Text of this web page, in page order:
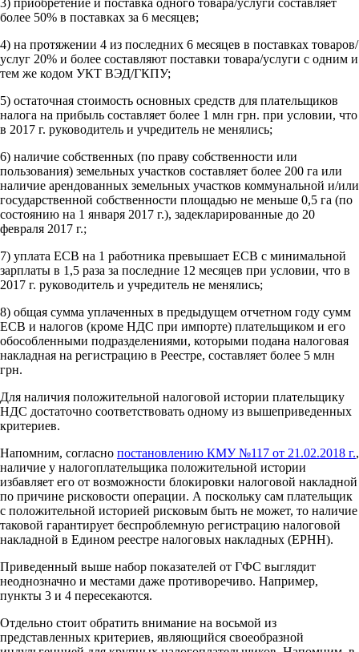
более 50% в поставках за 6 месяцев;
4) на протяжении 4 из последних 6 месяцев в поставках товаров/
услуг 20% и более составляют поставки товара/услуги с одним и
тем же кодом УКТ ВЭД/ГКПУ;
5) остаточная стоимость основных средств для плательщиков
налога на прибыль составляет более 1 млн грн. при условии, что
в 2017 г. руководитель и учредитель не менялись;
6) наличие собственных (по праву собственности или
пользования) земельных участков составляет более 200 га или
наличие арендованных земельных участков коммунальной и/или
государственной собственности площадью не меньше 0,5 га (по
состоянию на 1 января 2017 г.), задекларированные до 20
февраля 2017 г.;
7) уплата ЕСВ на 1 работника превышает ЕСВ с минимальной
зарплаты в 1,5 раза за последние 12 месяцев при условии, что в
2017 г. руководитель и учредитель не менялись;
8) общая сумма уплаченных в предыдущем отчетном году сумм
ЕСВ и налогов (кроме НДС при импорте) плательщиком и его
обособленными подразделениями, которыми подана налоговая
накладная на регистрацию в Реестре, составляет более 5 млн
грн.
Для наличия положительной налоговой истории плательщику
НДС достаточно соответствовать одному из вышеприведенных
критериев.
Напомним, согласно постановлению КМУ №117 от 21.02.2018 г.,
наличие у налогоплательщика положительной истории
избавляет его от возможности блокировки налоговой накладной
по причине рисковости операции. А поскольку сам плательщик
с положительной историей рисковым быть не может, то наличие
таковой гарантирует беспроблемную регистрацию налоговой
накладной в Едином реестре налоговых накладных (ЕРНН).
Приведенный выше набор показателей от ГФС выглядит
неоднозначно и местами даже противоречиво. Например,
пункты 3 и 4 пересекаются.
Отдельно стоит обратить внимание на восьмой из
представленных критериев, являющийся своеобразной